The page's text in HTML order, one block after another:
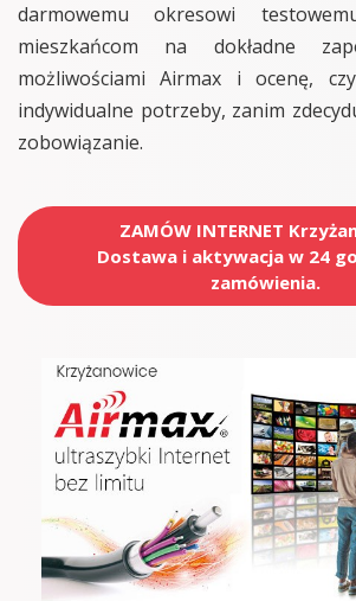
darmowemu okresowi
mieszkańcom na dokładne
możliwościami Airmax i ocenę,
indywidualne potrzeby, zanim
zobowiązanie.
ZAMÓW INTERNET
Dostawa i aktywacja w 24
zamówienia.